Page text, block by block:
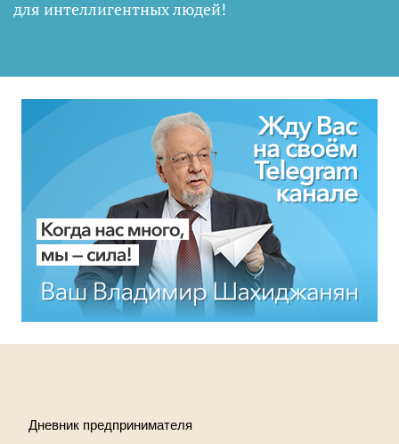
для интеллигентных людей!
Дневник предпринимателя